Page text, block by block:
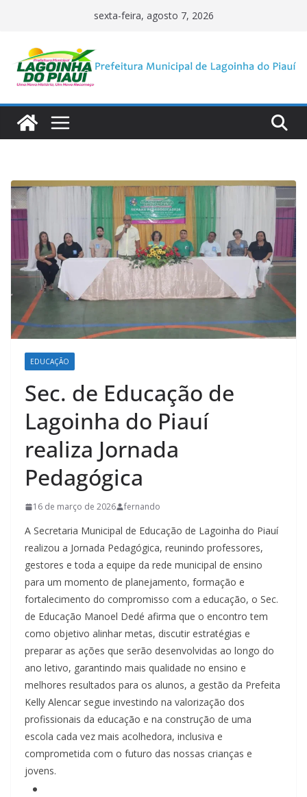
conteúdo
sexta-feira, agosto 7, 2026
EDUCAÇÃO
Sec. de Educação de
Lagoinha do Piauí
realiza Jornada
Pedagógica
16 de março de 2026 fernando
A Secretaria Municipal de Educação de Lagoinha do Piauí
realizou a Jornada Pedagógica, reunindo professores,
gestores e toda a equipe da rede municipal de ensino
para um momento de planejamento, formação e
fortalecimento do compromisso com a educação, o Sec.
de Educação Manoel Dedé afirma que o encontro tem
como objetivo alinhar metas, discutir estratégias e
preparar as ações que serão desenvolvidas ao longo do
ano letivo, garantindo mais qualidade no ensino e
melhores resultados para os alunos, a gestão da Prefeita
Kelly Alencar segue investindo na valorização dos
profissionais da educação e na construção de uma
escola cada vez mais acolhedora, inclusiva e
comprometida com o futuro das nossas crianças e
jovens.